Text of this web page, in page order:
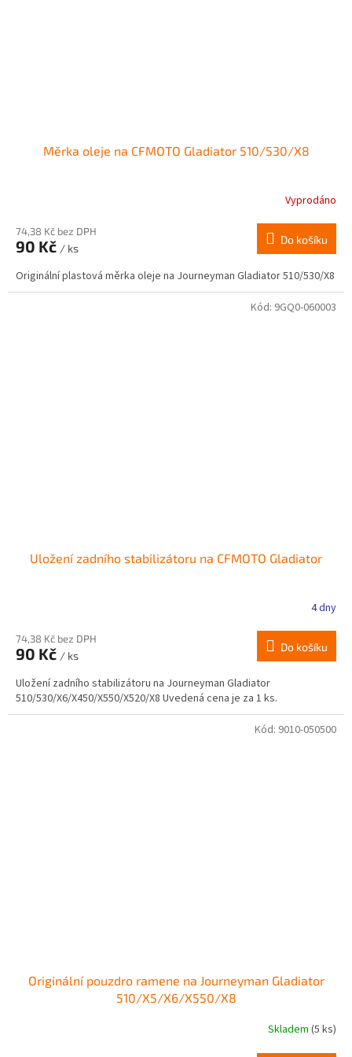
Měrka oleje na CFMOTO Gladiator 510/530/X8
Vyprodáno
74,38 Kč bez DPH
90 Kč / ks
Do košíku
Originální plastová měrka oleje na Journeyman Gladiator 510/530/X8
Uložení zadního stabilizátoru na CFMOTO Gladiator
4 dny
74,38 Kč bez DPH
90 Kč / ks
Do košíku
Uložení zadního stabilizátoru na Journeyman Gladiator
510/530/X6/X450/X550/X520/X8 Uvedená cena je za 1 ks.
Kód: 9GQ0-060003
Originální pouzdro ramene na Journeyman Gladiator
510/X5/X6/X550/X8
Skladem(5 ks)
Kód: 9010-050500